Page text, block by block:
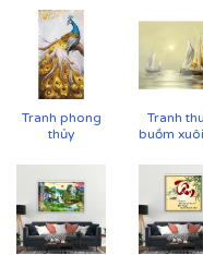
Tranh phong
thủy
Tranh
buồm